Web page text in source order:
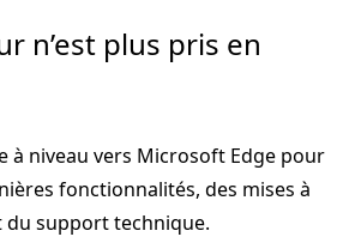
n’est plus pris en
à niveau vers Microsoft Edge pour
fonctionnalités, des mises à
du support technique.